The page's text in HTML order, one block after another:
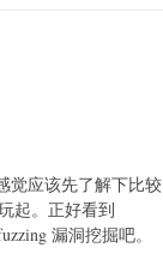
应该先了解下比较
起。正好看到
漏洞挖掘吧。